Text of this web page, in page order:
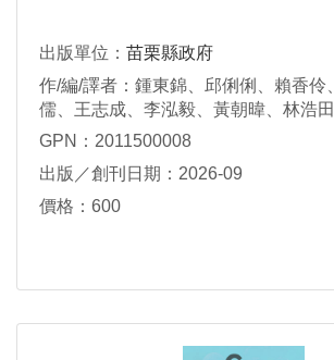
出版單位： 苗栗縣政府
作/編/譯者：鍾東錦、邱俐俐、賴香伶
儒、王志成、李泓毅、黃朝暐、林浩
佳伶、羅惠文
GPN：2011500008
出版／創刊日期：2026-09
價格：600